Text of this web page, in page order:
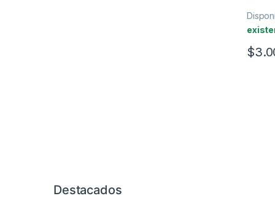
$
Marcas De Carrusel
Destacados